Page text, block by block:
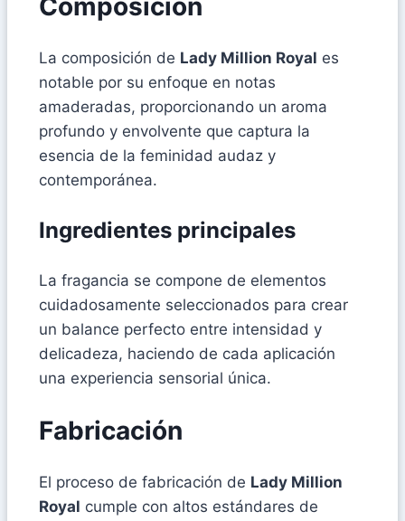
La composición de Lady Million Royal es
notable por su enfoque en notas
amaderadas, proporcionando un aroma
profundo y envolvente que captura la
esencia de la feminidad audaz y
contemporánea.
Ingredientes principales
La fragancia se compone de elementos
cuidadosamente seleccionados para crear
un balance perfecto entre intensidad y
delicadeza, haciendo de cada aplicación
una experiencia sensorial única.
Fabricación
El proceso de fabricación de Lady Million
Royal cumple con altos estándares de